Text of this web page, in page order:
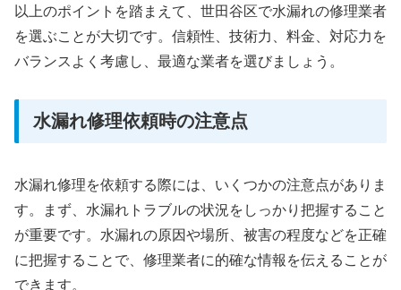
以上のポイントを踏まえて、世田谷区で水漏れの修理業者
を選ぶことが大切です。信頼性、技術力、料金、対応力を
バランスよく考慮し、最適な業者を選びましょう。
水漏れ修理依頼時の注意点
水漏れ修理を依頼する際には、いくつかの注意点がありま
す。まず、水漏れトラブルの状況をしっかり把握すること
が重要です。水漏れの原因や場所、被害の程度などを正確
に把握することで、修理業者に的確な情報を伝えることが
できます。